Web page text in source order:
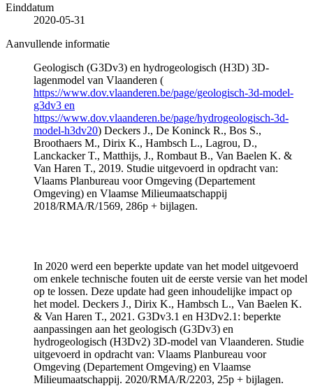
Einddatum
2020-05-31
Aanvullende informatie
Geologisch (G3Dv3) en hydrogeologisch (H3D) 3D-
lagenmodel van Vlaanderen (
https://www.dov.vlaanderen.be/page/geologisch-3d-model-
g3dv3 en
https://www.dov.vlaanderen.be/page/hydrogeologisch-3d-
model-h3dv20) Deckers J., De Koninck R., Bos S.,
Broothaers M., Dirix K., Hambsch L., Lagrou, D.,
Lanckacker T., Matthijs, J., Rombaut B., Van Baelen K. &
Van Haren T., 2019. Studie uitgevoerd in opdracht van:
Vlaams Planbureau voor Omgeving (Departement
Omgeving) en Vlaamse Milieumaatschappij
2018/RMA/R/1569, 286p + bijlagen.
In 2020 werd een beperkte update van het model uitgevoerd
om enkele technische fouten uit de eerste versie van het model
op te lossen. Deze update had geen inhoudelijke impact op
het model. Deckers J., Dirix K., Hambsch L., Van Baelen K.
& Van Haren T., 2021. G3Dv3.1 en H3Dv2.1: beperkte
aanpassingen aan het geologisch (G3Dv3) en
hydrogeologisch (H3Dv2) 3D-model van Vlaanderen. Studie
uitgevoerd in opdracht van: Vlaams Planbureau voor
Omgeving (Departement Omgeving) en Vlaamse
Milieumaatschappij. 2020/RMA/R/2203, 25p + bijlagen.